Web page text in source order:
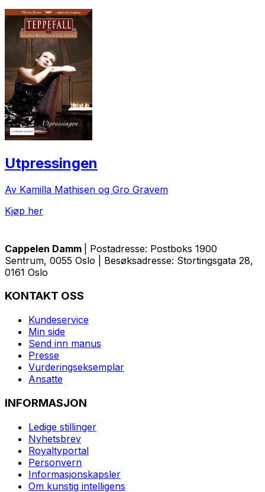
Utpressingen
Av Kamilla Mathisen og Gro Gravem
Kjøp her
Cappelen Damm
| Postadresse: Postboks 1900
Sentrum, 0055 Oslo | Besøksadresse: Stortingsgata 28,
0161 Oslo
KONTAKT OSS
Kundeservice
Min side
Send inn manus
Presse
Vurderingseksemplar
Ansatte
INFORMASJON
Ledige stillinger
Nyhetsbrev
Royaltyportal
Personvern
Informasjonskapsler
Om kunstig intelligens